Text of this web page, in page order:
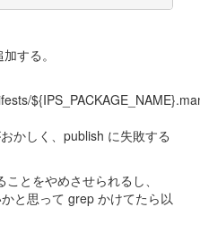
する。
かしく、publish に失敗する
とをやめさせられるし、
と思って grep かけてたら以